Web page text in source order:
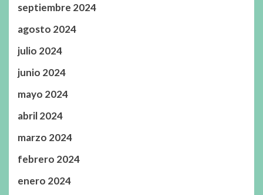
septiembre 2024
agosto 2024
julio 2024
junio 2024
mayo 2024
abril 2024
marzo 2024
febrero 2024
enero 2024